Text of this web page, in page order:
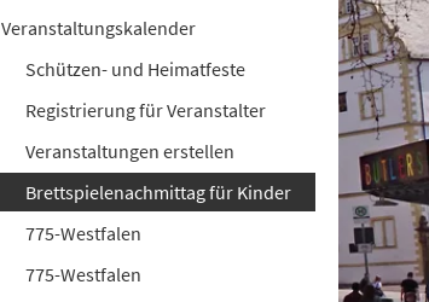
Veranstaltungskalender
Schützen- und Heimatfeste
Registrierung für Veranstalter
Veranstaltungen erstellen
Brettspielenachmittag für Kinder
775-Westfalen
775-Westfalen